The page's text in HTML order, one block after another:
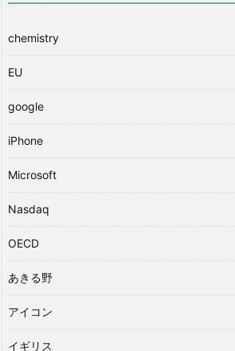
chemistry
EU
google
iPhone
Microsoft
Nasdaq
OECD
あきる野
アイコン
イギリス